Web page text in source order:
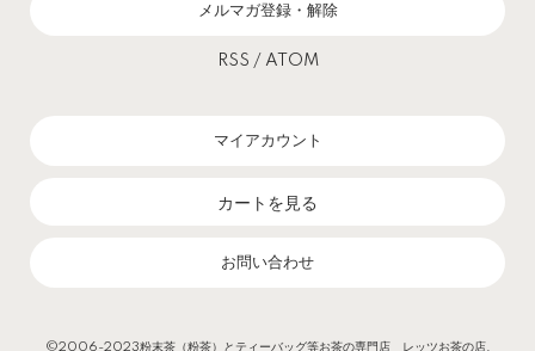
メルマガ登録・解除
RSS / ATOM
マイアカウント
カートを見る
お問い合わせ
©2006-2023粉末茶（粉茶）とティーバッグ等お茶の専門店 レッツお茶の店.